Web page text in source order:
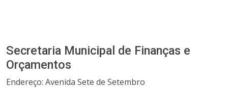
Secretaria Municipal de Finanças e
Orçamentos
Endereço: Avenida Sete de Setembro